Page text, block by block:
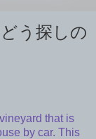
う探しの
that is
by car. This